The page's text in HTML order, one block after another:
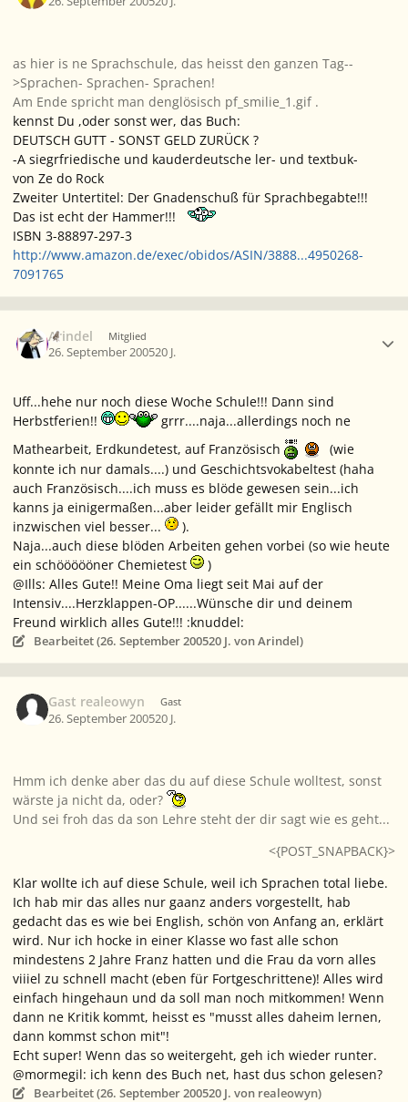
as hier is ne Sprachschule, das heisst den ganzen Tag--
>Sprachen- Sprachen- Sprachen!
Am Ende spricht man denglösisch pf_smilie_1.gif .
kennst Du ,oder sonst wer, das Buch:
DEUTSCH GUTT - SONST GELD ZURÜCK ?
-A siegrfriedische und kauderdeutsche ler- und textbuk-
von Ze do Rock
Zweiter Untertitel: Der Gnadenschuß für Sprachbegabte!!!
Das ist echt der Hammer!!!
ISBN 3-88897-297-3
http://www.amazon.de/exec/obidos/ASIN/3888...4950268-
7091765
Arindel Mitglied
26. September 200520 J.
Uff...hehe nur noch diese Woche Schule!!! Dann sind
Herbstferien!!
grrr....naja...allerdings noch ne
Mathearbeit, Erdkundetest, auf Französisch
(wie
konnte ich nur damals....) und Geschichtsvokabeltest (haha
auch Französisch....ich muss es blöde gewesen sein...ich
kanns ja einigermaßen...aber leider gefällt mir Englisch
inzwischen viel besser...
).
Naja...auch diese blöden Arbeiten gehen vorbei (so wie heute
ein schöööööner Chemietest
)
@Ills: Alles Gute!! Meine Oma liegt seit Mai auf der
Intensiv....Herzklappen-OP......Wünsche dir und deinem
Freund wirklich alles Gute!!! :knuddel:
Bearbeitet (26. September 200520 J. von Arindel)
Gast realeowyn Gast
26. September 200520 J.
Hmm ich denke aber das du auf diese Schule wolltest, sonst
wärste ja nicht da, oder?
Und sei froh das da son Lehre steht der dir sagt wie es geht...
<{POST_SNAPBACK}>
Klar wollte ich auf diese Schule, weil ich Sprachen total liebe.
Ich hab mir das alles nur gaanz anders vorgestellt, hab
gedacht das es wie bei English, schön von Anfang an, erklärt
wird. Nur ich hocke in einer Klasse wo fast alle schon
mindestens 2 Jahre Franz hatten und die Frau da vorn alles
viiiel zu schnell macht (eben für Fortgeschrittene)! Alles wird
einfach hingehaun und da soll man noch mitkommen! Wenn
dann ne Kritik kommt, heisst es "musst alles daheim lernen,
dann kommst schon mit"!
Echt super! Wenn das so weitergeht, geh ich wieder runter.
@mormegil: ich kenn des Buch net, hast dus schon gelesen?
Bearbeitet (26. September 200520 J. von realeowyn)